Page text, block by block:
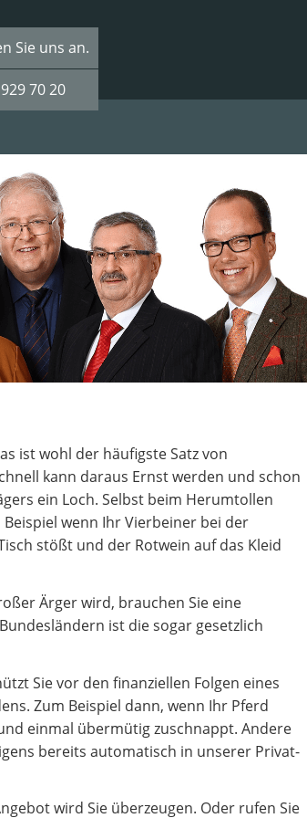
Sie uns an.
70 20
ist wohl der häufigste Satz von
kann daraus Ernst werden und schon
ein Loch. Selbst beim Herumtollen
wenn Ihr Vierbeiner bei der
stößt und der Rotwein auf das Kleid
Ärger wird, brauchen Sie eine
ist die sogar gesetzlich
Sie vor den finanziellen Folgen eines
Zum Beispiel dann, wenn Ihr Pferd
einmal übermütig zuschnappt. Andere
bereits automatisch in unserer Privat-
wird Sie überzeugen. Oder rufen Sie